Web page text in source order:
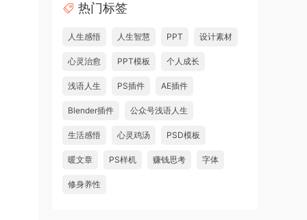
热门标签
人生感悟 人生智慧 PPT 设计素材
心灵治愈 PPT模板 个人成长
浅语人生 PS插件 AE插件
Blender插件 公众号浅语人生
生活感悟 心灵鸡汤 PSD模板
暖文章 PS样机 赚钱思考 字体
修身养性